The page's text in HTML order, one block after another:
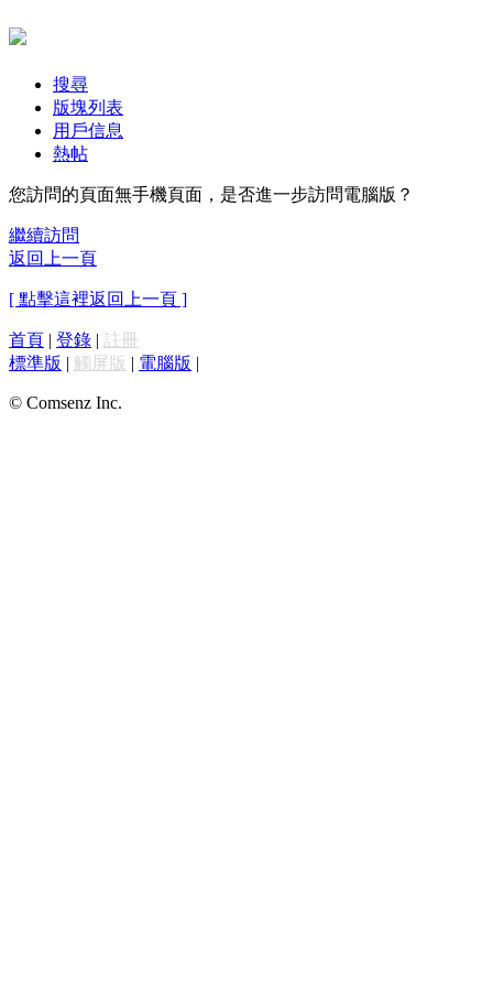
搜尋
版塊列表
用戶信息
熱帖
您訪問的頁面無手機頁面，是否進一步訪問電腦版？
繼續訪問
返回上一頁
[ 點擊這裡返回上一頁 ]
首頁 | 登錄 | 註冊
標準版 | 觸屏版 | 電腦版 |
© Comsenz Inc.